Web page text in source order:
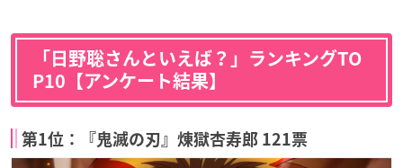
「日野聡さんといえば？」ランキングTO
P10【アンケート結果】
第1位：『鬼滅の刃』煉󠄁獄杏寿郎 121票